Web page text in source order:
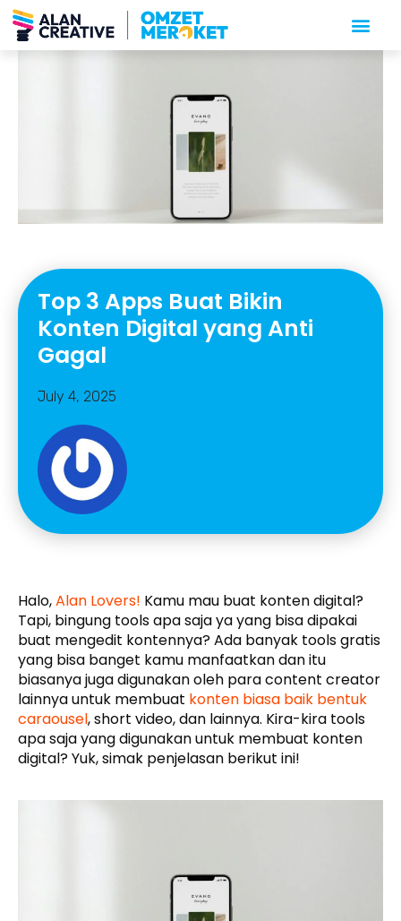
Top 3 Apps Buat Bikin
Konten Digital yang Anti
Gagal
July 4, 2025
Halo,Alan Lovers! Kamu mau buat konten digital?
Tapi, bingung tools apa saja ya yang bisa dipakai
buat mengedit kontennya? Ada banyak tools gratis
yang bisa banget kamu manfaatkan dan itu
biasanya juga digunakan oleh para content creator
lainnya untuk membuat konten biasa baik bentuk
caraousel, short video, dan lainnya. Kira-kira tools
apa saja yang digunakan untuk membuat konten
digital? Yuk, simak penjelasan berikut ini!